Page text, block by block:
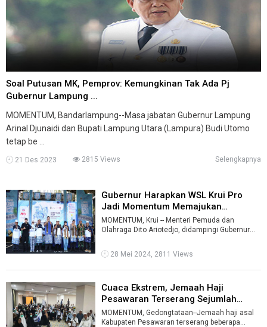
Soal Putusan MK, Pemprov: Kemungkinan Tak Ada Pj
Gubernur Lampung ...
MOMENTUM, Bandarlampung--Masa jabatan Gubernur Lampung
Arinal Djunaidi dan Bupati Lampung Utara (Lampura) Budi Utomo
tetap be ...
21 Des 2023 2815 Views Selengkapnya
Gubernur Harapkan WSL Krui Pro
Jadi Momentum Memajukan
Pariwisata ...
MOMENTUM, Krui -- Menteri Pemuda dan
Olahraga Dito Ariotedjo, didampingi Gubernur
28 Mei 2024, 2811 Views
Cuaca Ekstrem, Jemaah Haji
Pesawaran Terserang Sejumlah
Penyakit ...
MOMENTUM, Gedongtataan--Jemaah haji asal
Kabupaten Pesawaran terserang beberapa